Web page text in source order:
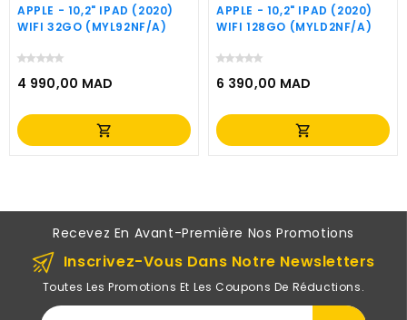
APPLE - 10,2" IPAD (2020)
WIFI 32GO (MYL92NF/A)
4 990,00 MAD
Prix
shopping_cart
APPLE - 10,2" IPAD (2020)
WIFI 128GO (MYLD2NF/A)
6 390,00 MAD
Prix
shopping_cart
Recevez En Avant-Première Nos Promotions
Inscrivez-Vous Dans Notre Newsletters
Toutes Les Promotions Et Les Coupons De Réductions.